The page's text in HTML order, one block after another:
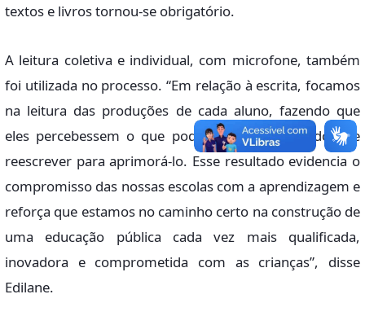
textos e livros tornou-se obrigatório.
A leitura coletiva e individual, com microfone, também
foi utilizada no processo. “Em relação à escrita, focamos
na leitura das produções de cada aluno, fazendo que
eles percebessem o que poderia melhorar, tendo que
reescrever para aprimorá-lo. Esse resultado evidencia o
compromisso das nossas escolas com a aprendizagem e
reforça que estamos no caminho certo na construção de
uma educação pública cada vez mais qualificada,
inovadora e comprometida com as crianças”, disse
Edilane.